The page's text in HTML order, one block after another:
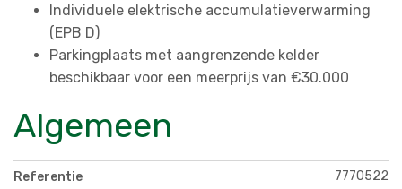
Individuele elektrische accumulatieverwarming
(EPB D)
Parkingplaats met aangrenzende kelder
beschikbaar voor een meerprijs van €30.000
Algemeen
Referentie 7770522